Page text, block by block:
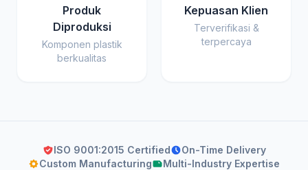
Produk
Diproduksi
Komponen plastik
berkualitas
Kepuasan Klien
Terverifikasi &
terpercaya
ISO 9001:2015 Certified
On-Time Delivery
Custom Manufacturing
Multi-Industry Expertise